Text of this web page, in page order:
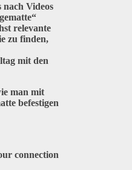
Videos
relevante
zu finden,
mit den
man mit
befestigen
connection